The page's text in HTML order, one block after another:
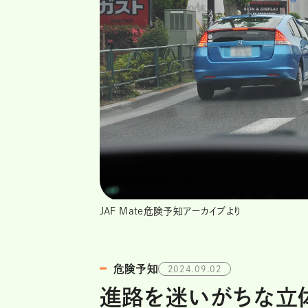
JAF Mate危険予知アーカイブより
危険予知 2024.09.02
進路を迷いがちな立